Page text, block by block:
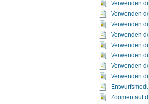
Verwenden
Verwenden
Verwenden
Verwenden
Verwenden
Verwenden
Verwenden
Verwenden
Entwurfsmodus
Zoomen auf